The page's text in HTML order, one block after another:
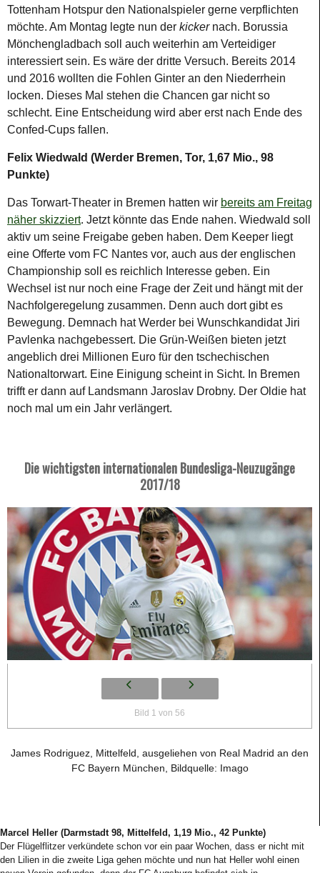
Tottenham Hotspur den Nationalspieler gerne verpflichten
möchte. Am Montag legte nun der kickernach. Borussia
Mönchengladbach soll auch weiterhin am Verteidiger
interessiert sein. Es wäre der dritte Versuch. Bereits 2014
und 2016 wollten die Fohlen Ginter an den Niederrhein
locken. Dieses Mal stehen die Chancen gar nicht so
schlecht. Eine Entscheidung wird aber erst nach Ende des
Confed-Cups fallen.
Felix Wiedwald (Werder Bremen, Tor, 1,67 Mio., 98
Punkte)
Das Torwart-Theater in Bremen hatten wir bereits am Freitag
näher skizziert. Jetzt könnte das Ende nahen. Wiedwald soll
aktiv um seine Freigabe geben haben. Dem Keeper liegt
eine Offerte vom FC Nantes vor, auch aus der englischen
Championship soll es reichlich Interesse geben. Ein
Wechsel ist nur noch eine Frage der Zeit und hängt mit der
Nachfolgeregelung zusammen. Denn auch dort gibt es
Bewegung. Demnach hat Werder bei Wunschkandidat Jiri
Pavlenka nachgebessert. Die Grün-Weißen bieten jetzt
angeblich drei Millionen Euro für den tschechischen
Nationaltorwart. Eine Einigung scheint in Sicht. In Bremen
trifft er dann auf Landsmann Jaroslav Drobny. Der Oldie hat
noch mal um ein Jahr verlängert.
Die wichtigsten internationalen Bundesliga-Neuzugänge
2017/18
Bild 1 von 56
James Rodriguez, Mittelfeld, ausgeliehen von Real Madrid an den
FC Bayern München, Bildquelle: Imago
Marcel Heller (Darmstadt 98, Mittelfeld, 1,19 Mio., 42 Punkte)
Der Flügelflitzer verkündete schon vor ein paar Wochen, dass er nicht mit
den Lilien in die zweite Liga gehen möchte und nun hat Heller wohl einen